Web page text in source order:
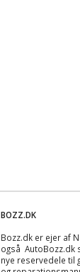
BOZZ.DK
Bozz.dk er ejer af
også AutoBozz.dk
nye reservedele til